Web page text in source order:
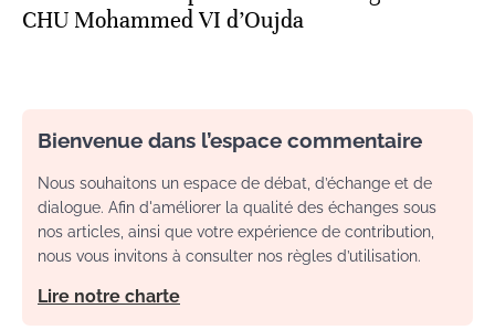
CHU Mohammed VI d’Oujda
Bienvenue dans l’espace commentaire
Nous souhaitons un espace de débat, d’échange et de
dialogue. Afin d'améliorer la qualité des échanges sous
nos articles, ainsi que votre expérience de contribution,
nous vous invitons à consulter nos règles d’utilisation.
Lire notre charte